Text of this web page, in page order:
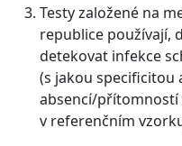
Testy založené na
republice používají,
detekovat infekce
(s jakou specificitou
absencí/přítomností
v referenčním